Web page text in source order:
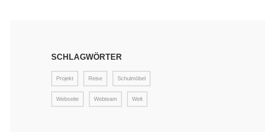
SCHLAGWÖRTER
Projekt Reise Schulmöbel
Webseite Webteam Welt